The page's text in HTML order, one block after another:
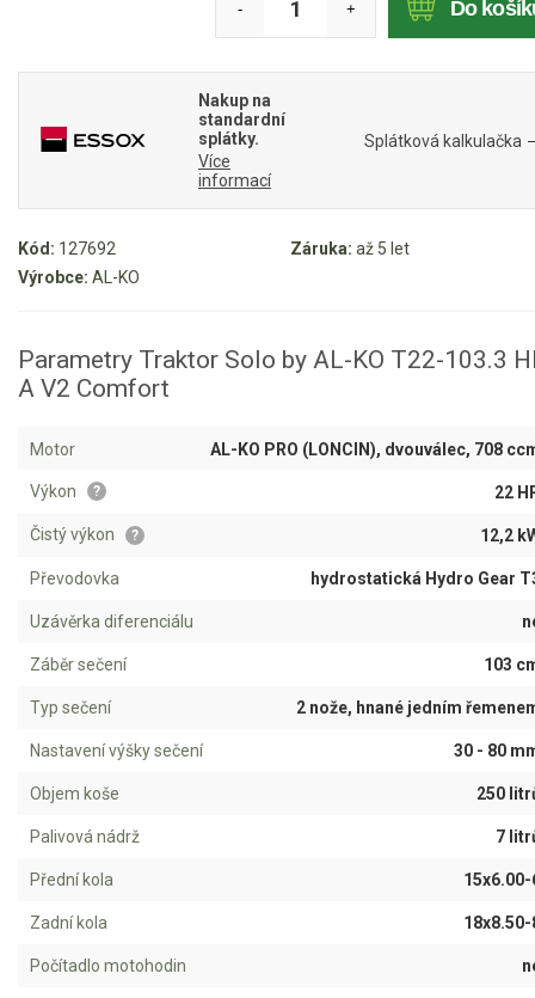
Benzínové křovinořezy a vyžínače
Aku křovinořezy a vyžínače
Motorové pily
Benzínové pily
Elektrické pily
Jednoruční pily
AKU zahradní technika
Aku pily
Aku sekačky
Aku STIHL
Aku AL-KO
Štípačka na dřevo
VARI
VARI malotraktory
VARI multifunkční nosiče
Kód: 127692 Záruka: až 5 let
Výrobce: AL-KO
- + Do
Nakup na
standardní
splátky.
Více
informací
Splátková kalkulačka
Parametry Traktor Solo by AL-KO T22-103.3
A V2 Comfort
Motor AL-KO PRO (LONCIN), dvouválec, 708
Výkon ? 22
Čistý výkon ? 12,2
Převodovka hydrostatická Hydro Gear
Uzávěrka diferenciálu
Záběr sečení 103
Typ sečení 2 nože, hnané jedním
Nastavení výšky sečení 30 - 80
Objem koše 250
Palivová nádrž 7
Přední kola 15x6.00-
Zadní kola 18x8.50-
Počítadlo motohodin